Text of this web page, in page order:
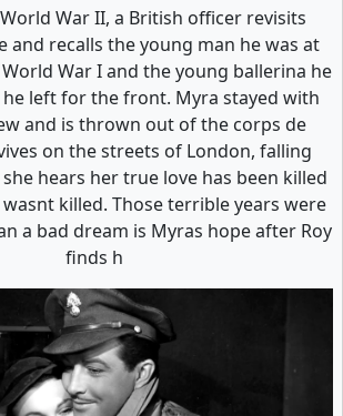
War II, a British officer revisits
and recalls the young man he was at
War I and the young ballerina he
left for the front. Myra stayed with
and is thrown out of the corps de
on the streets of London, falling
hears her true love has been killed
killed. Those terrible years were
a bad dream is Myras hope after Roy
finds h